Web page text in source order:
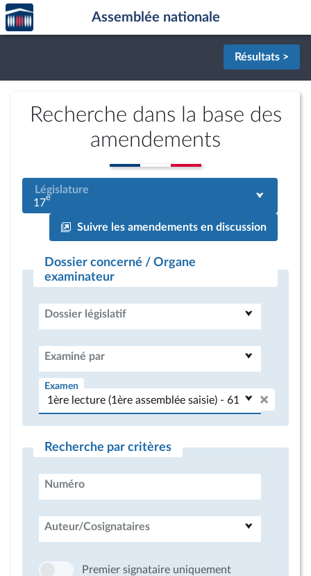
Aller au contenu
Aller en bas de la page
Accèder
à la
page
Assemblée nationale
Résultats >
Recherche dans la base des
amendements
Législature
17e
Suivre les amendements en discussion
Dossier concerné / Organe
examinateur
Dossier législatif
Examiné par
Examen
Recherche par critères
Numéro
Auteur/Cosignataires
Premier signataire uniquement